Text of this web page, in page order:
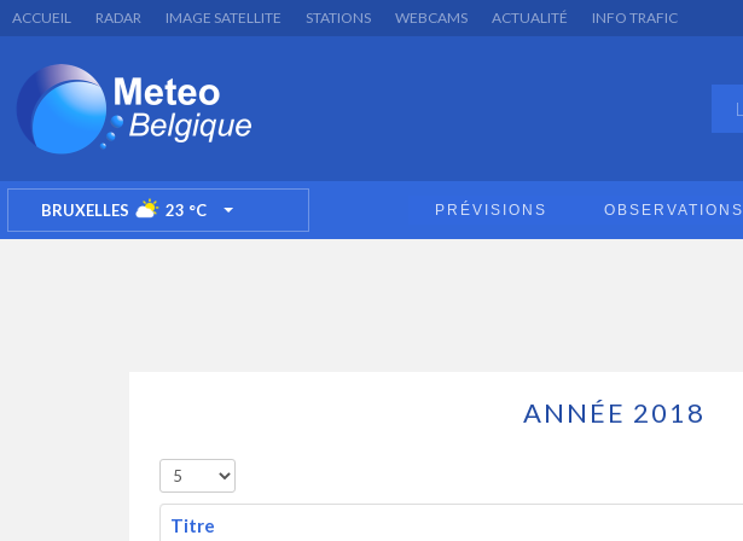
ACCUEIL RADAR IMAGE SATELLITE STATIONS WEBCAMS ACTUALITÉ INFO TRAFIC
BRUXELLES 23 °C TOGGLE DROPDOWN PRÉVISIONS OBSERVATIONS
ANNÉE 2018
Titre